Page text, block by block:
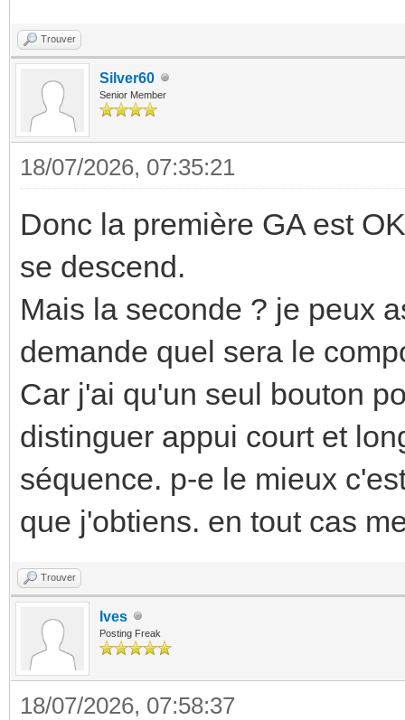
Trouver
Silver60
Senior Member
18/07/2026, 07:35:21
Donc la première GA est
se descend.
Mais la seconde ? je peux
demande quel sera le
Car j'ai qu'un seul bouton
distinguer appui court et
séquence. p-e le mieux
que j'obtiens. en tout cas
Trouver
Ives
Posting Freak
18/07/2026, 07:58:37